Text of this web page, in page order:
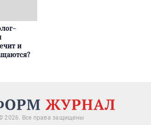
и
2026. Все права защищены